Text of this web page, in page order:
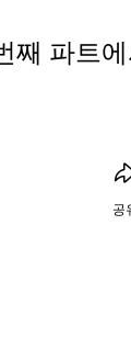
째 파트
공